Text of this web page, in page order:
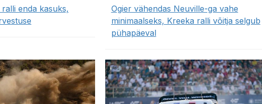
enda kasuks,
Ogier vähendas Neuville-ga vahe
minimaalseks, Kreeka ralli võitja selgub
pühapäeval